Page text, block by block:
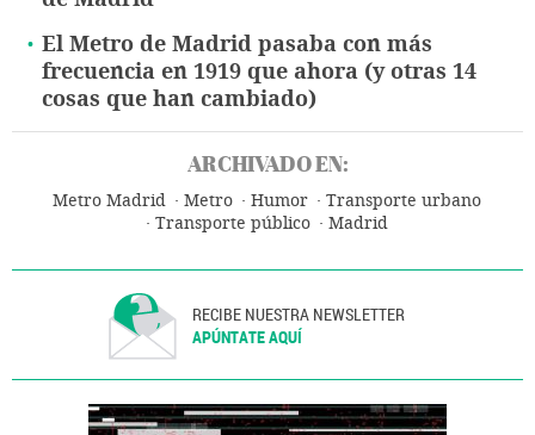
El Metro de Madrid pasaba con más
frecuencia en 1919 que ahora (y otras 14
cosas que han cambiado)
ARCHIVADO EN:
Metro Madrid Metro Humor
Transporte urbano
Transporte público
Madrid
RECIBE NUESTRA NEWSLETTER
APÚNTATE AQUÍ